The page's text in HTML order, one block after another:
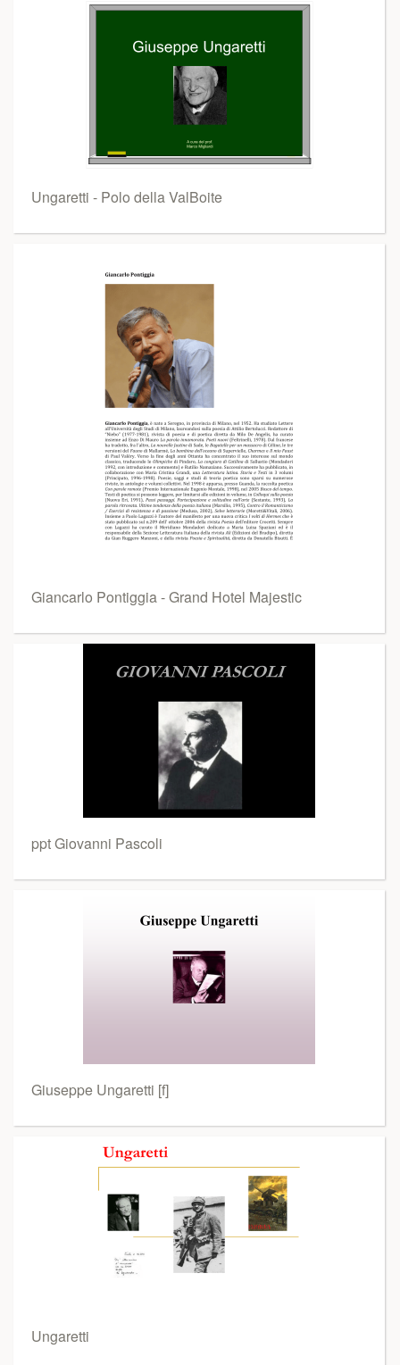
Ungaretti - Polo della ValBoite
Giancarlo Pontiggia - Grand Hotel Majestic
ppt Giovanni Pascoli
Giuseppe Ungaretti [f]
Ungaretti